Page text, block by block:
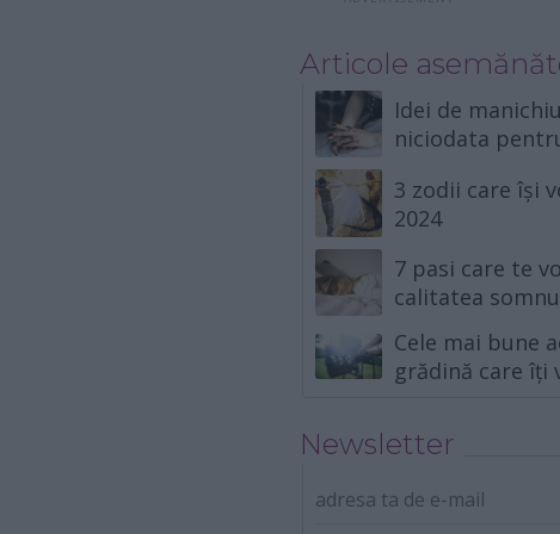
Articole
Idei de
niciodata
3 zodii care își
2024
7 pasi care te
calitatea
Cele mai bune
grădină care îți
Newsletter
adresa ta de e-mail